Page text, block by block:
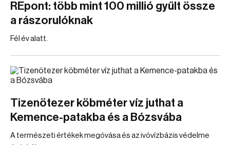
REpont: több mint 100 millió gyűlt össze
a rászorulóknak
Fél év alatt.
Tizenötezer köbméter víz juthat a
Kemence-patakba és a Bózsvába
A természeti értékek megóvása és az ivóvízbázis védelme